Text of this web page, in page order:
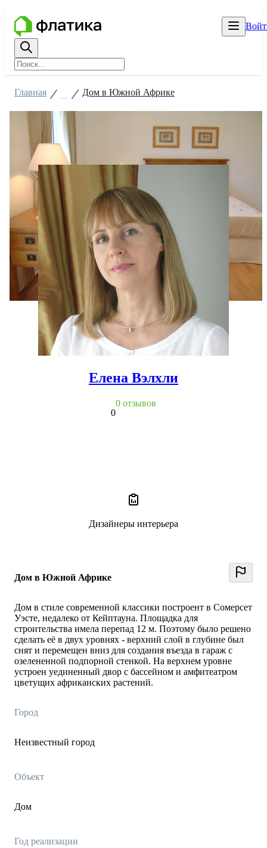
Дом в Южной Африке
Дом в стиле современной классики построент в Сомерсет
Уэсте, недалеко от Кейптауна. Площадка для
строительства имела перепад 12 м. Поэтому было решено
сделать её в двух уровнях - верхний слой в глубине был
снят и перемещен вниз для создания въезда в гараж с
озелененной подпорной стенкой. На верхнем уровне
устроен уединенный двор с бассейном и амфитеатром
цветущих африканских растений.
Город
Неизвестный город
Объект
Дом
Год реализации
Главная Дом в Южной Африке
Елена Вэлхли
0
0 отзывов
Дизайнеры интерьера